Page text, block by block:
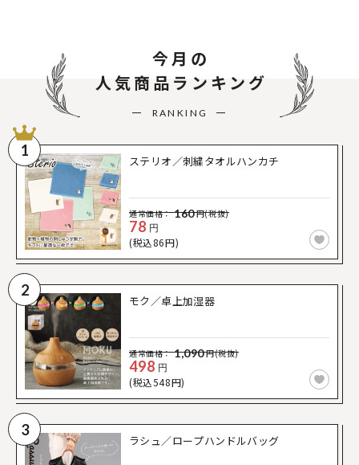
今月の
人気商品ランキング
RANKING
1
ステリオ／刺繍タオルハンカチ
通常価格： 160円(税抜)
78 円
(税込86円)
2
モク／卓上加湿器
通常価格： 1,090円(税抜)
498 円
(税込548円)
3
ラシュ／ロープハンドルバッグ